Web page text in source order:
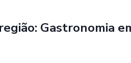
local.
Gastronomia